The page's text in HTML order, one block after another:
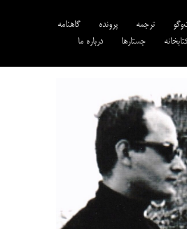
ترجمه‌ پرونده
گاهنامه
جستارها درباره ما